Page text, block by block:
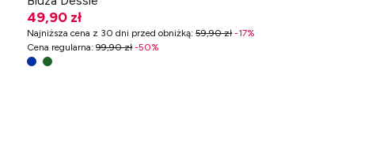
49,90 zł
Najniższa cena z 30 dni przed obniżką:59,90 zł-17%
Cena regularna:99,90 zł-50%